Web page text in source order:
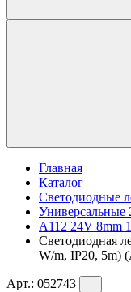
Главная
Каталог
Светодиодные
A112 24V 8mm
Светодиодная
W/m, IP20, 5m)
Арт.: 052743